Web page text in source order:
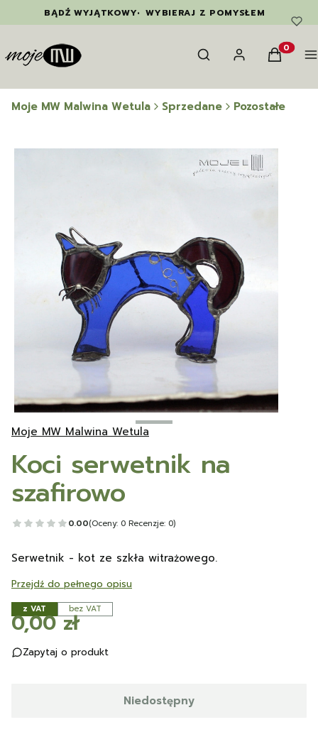
BĄDŹ WYJĄTKOWY• WYBIERAJ Z POMYSŁEM
Otwórz wyszukiwarkę
Szukaj Zaloguj sięKoszyk
Moje MW Malwina Wetula Sprzedane Pozostałe
Moje MW Malwina Wetula
Koci serwetnik na
szafirowo
0.00(Oceny: 0 Recenzje: 0)
Serwetnik - kot ze szkła witrażowego.
Przejdź do pełnego opisu
z VAT bez VAT
Cena
0,00 zł
Zapytaj o produkt
Niedostępny